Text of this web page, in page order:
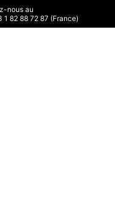
nous au
82 88 72 87 (France)